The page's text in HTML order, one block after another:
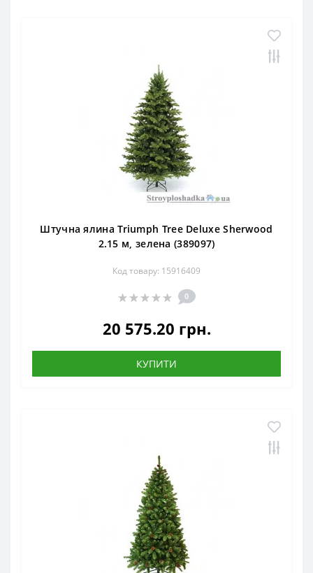
Штучна ялина Triumph Tree Deluxe Sherwood
2.15 м, зелена (389097)
Код товару: 15916409
0
20 575.20 грн.
КУПИТИ